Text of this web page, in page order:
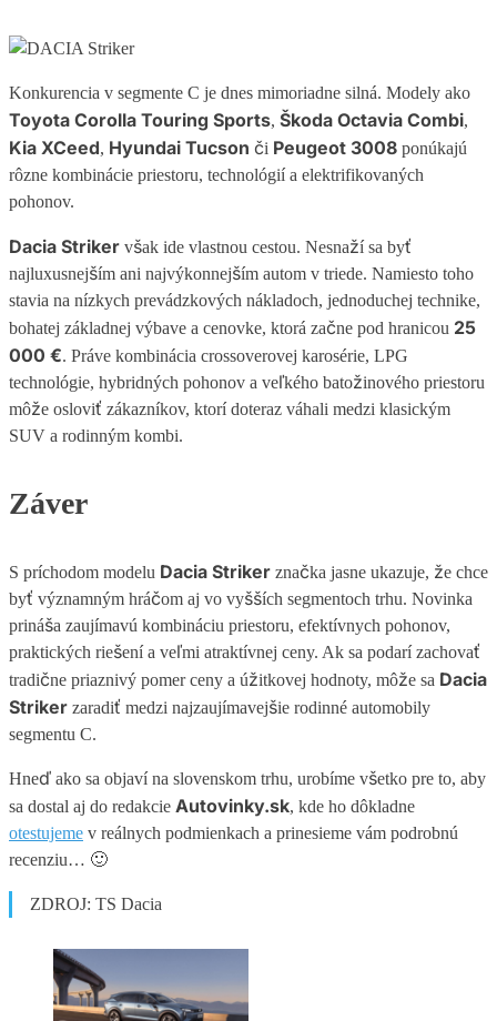
Konkurencia v segmente C je dnes mimoriadne silná. Modely ako
Toyota Corolla Touring Sports, Škoda Octavia Combi,
Kia XCeed, Hyundai Tucson či Peugeot 3008 ponúkajú
rôzne kombinácie priestoru, technológií a elektrifikovaných
pohonov.
Dacia Striker však ide vlastnou cestou. Nesnaží sa byť
najluxusnejším ani najvýkonnejším autom v triede. Namiesto toho
stavia na nízkych prevádzkových nákladoch, jednoduchej technike,
bohatej základnej výbave a cenovke, ktorá začne pod hranicou 25
000 €. Práve kombinácia crossoverovej karosérie, LPG
technológie, hybridných pohonov a veľkého batožinového priestoru
môže osloviť zákazníkov, ktorí doteraz váhali medzi klasickým
SUV a rodinným kombi.
Záver
S príchodom modelu Dacia Striker značka jasne ukazuje, že chce
byť významným hráčom aj vo vyšších segmentoch trhu. Novinka
prináša zaujímavú kombináciu priestoru, efektívnych pohonov,
praktických riešení a veľmi atraktívnej ceny. Ak sa podarí zachovať
tradične priaznivý pomer ceny a úžitkovej hodnoty, môže sa Dacia
Striker zaradiť medzi najzaujímavejšie rodinné automobily
segmentu C.
Hneď ako sa objaví na slovenskom trhu, urobíme všetko pre to, aby
sa dostal aj do redakcie Autovinky.sk, kde ho dôkladne
otestujeme v reálnych podmienkach a prinesieme vám podrobnú
recenziu… 🙂
ZDROJ: TS Dacia